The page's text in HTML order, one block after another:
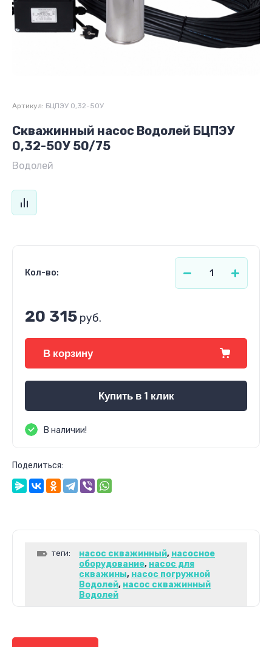
Артикул: БЦПЭУ 0,32-50У
Скважинный насос Водолей БЦПЭУ
0,32-50У 50/75
Водолей
Кол-во:
20 315 руб.
В корзину
Купить в 1 клик
В наличии!
Поделиться:
теги: насос скважинный, насосное
оборудование, насос для
скважины, насос погружной
Водолей, насос скважинный
Водолей